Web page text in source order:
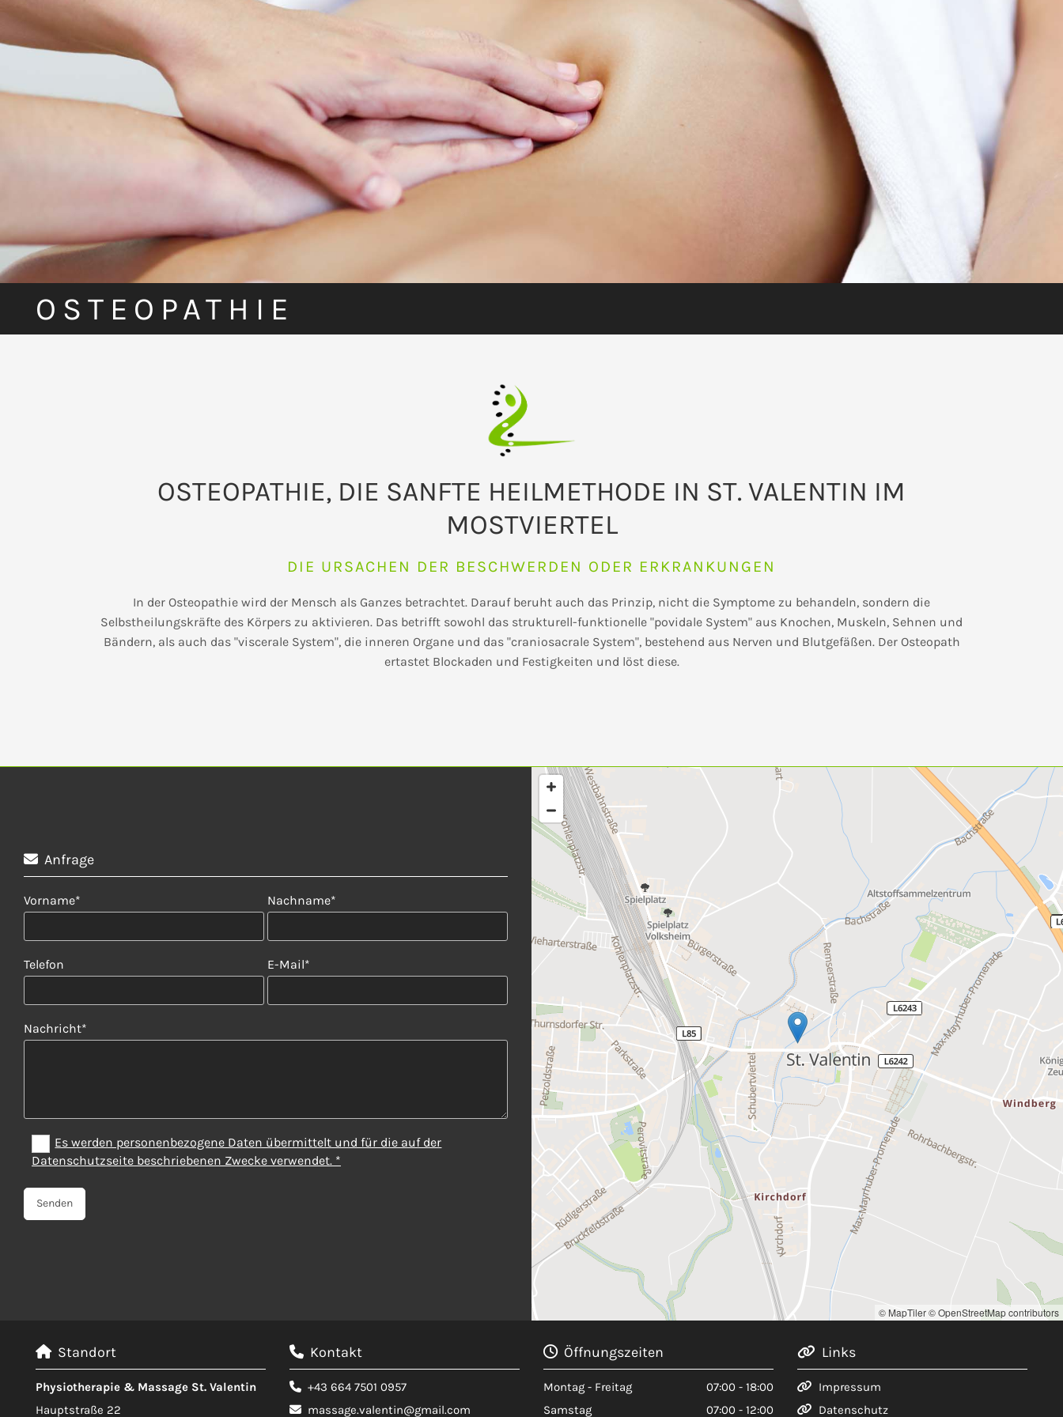
OSTEOPATHIE
OSTEOPATHIE, DIE SANFTE HEILMETHODE IN ST. VALENTIN IM
MOSTVIERTEL
DIE URSACHEN DER BESCHWERDEN ODER ERKRANKUNGEN
In der Osteopathie wird der Mensch als Ganzes betrachtet. Darauf beruht auch das Prinzip, nicht die Symptome zu behandeln, sondern die
Selbstheilungskräfte des Körpers zu aktivieren. Das betrifft sowohl das strukturell-funktionelle "povidale System" aus Knochen, Muskeln, Sehnen und
Bändern, als auch das "viscerale System", die inneren Organe und das "craniosacrale System", bestehend aus Nerven und Blutgefäßen. Der Osteopath
ertastet Blockaden und Festigkeiten und löst diese.
 Anfrage
Vorname* Nachname*
Telefon E-Mail*
Nachricht*
Es werden personenbezogene Daten übermittelt und für die auf der
Datenschutzseite beschriebenen Zwecke verwendet. *
© MapTiler© OpenStreetMap contributors
Standort
Physiotherapie & Massage St. Valentin
Hauptstraße 22
 Kontakt
 +43 664 7501 0957
 massage.valentin@gmail.com
Öffnungszeiten
Montag - Freitag
07:00 - 18:00
Samstag
07:00 - 12:00
 Links
 Impressum
 Datenschutz